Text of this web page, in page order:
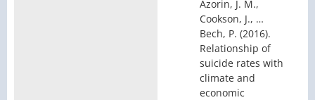
Azorin, J. M.,
Cookson, J., …
Bech, P. (2016).
Relationship of
suicide rates with
climate and
economic